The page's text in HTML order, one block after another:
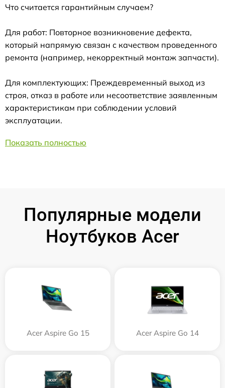
Что считается гарантийным случаем?
Для работ: Повторное возникновение дефекта,
который напрямую связан с качеством проведенного
ремонта (например, некорректный монтаж запчасти).
Для комплектующих: Преждевременный выход из
строя, отказ в работе или несоответствие заявленным
характеристикам при соблюдении условий
эксплуатации.
Показать полностью
Популярные модели
Ноутбуков Acer
Acer Aspire Go 15 Acer Aspire Go 14